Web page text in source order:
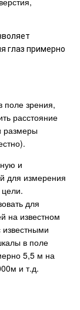
глаз примерно
поле зрения,
расстояние
размеры
и
для измерения
цели.
для
на известном
в поле
5,5 м на
и т.д.